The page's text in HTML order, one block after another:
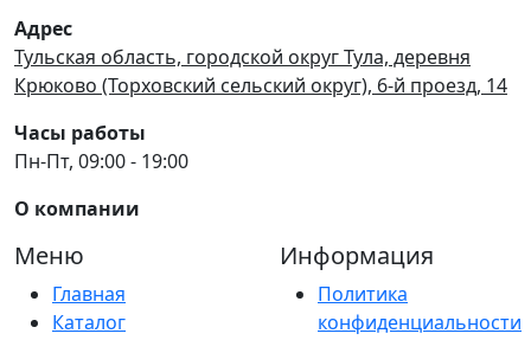
Адрес
Тульская область, городской округ Тула, деревня
Крюково (Торховский сельский округ), 6-й проезд, 14
Часы работы
Пн-Пт, 09:00 - 19:00
О компании
Меню
Главная
Каталог
Информация
Политика
конфиденциальности